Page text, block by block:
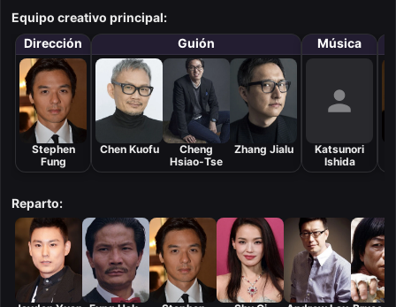
Equipo creativo principal:
Dirección
Stephen
Fung
Guión
Chen Kuofu
Cheng
Hsiao-Tse
Zhang Jialu
Música
Katsunori
Ishida
Reparto: